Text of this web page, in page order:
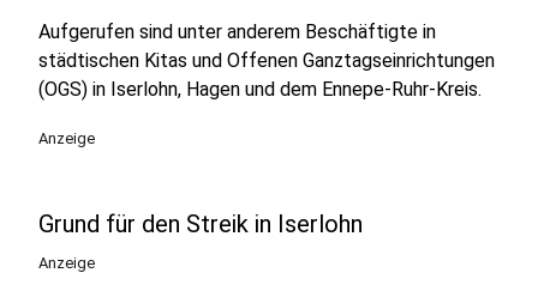
Aufgerufen sind unter anderem Beschäftigte in
städtischen Kitas und Offenen Ganztagseinrichtungen
(OGS) in Iserlohn, Hagen und dem Ennepe-Ruhr-Kreis.
Anzeige
Grund für den Streik in Iserlohn
Anzeige